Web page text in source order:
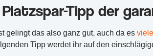
Platzspar-Tipp der
gelingt das also ganz gut, auch da es
Tipp werdet ihr auf den